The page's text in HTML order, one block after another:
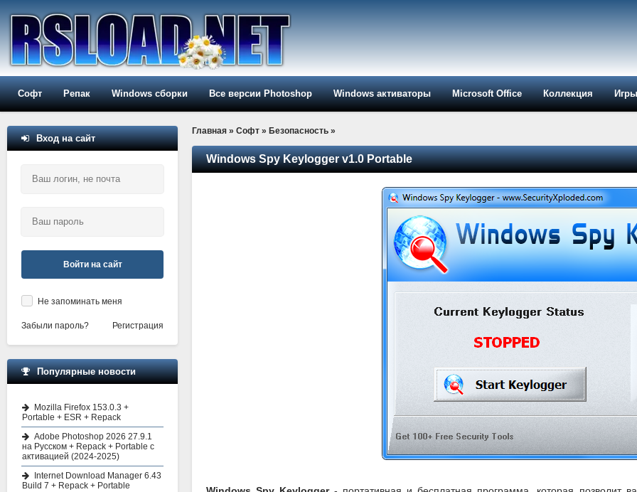
Софт Репак Windows сборки Все версии Photoshop Windows активаторы Microsoft Office Коллекция Игры
Главная » Софт » Безопасность »
Windows Spy Keylogger v1.0 Portable
Вход на сайт
Войти на сайт
Не запоминать меня
Забыли пароль? Регистрация
Популярные новости
Mozilla Firefox 153.0.3 +
Portable + ESR + Repack
Adobe Photoshop 2026 27.9.1
на Русском + Repack + Portable с
активацией (2024-2025)
Internet Download Manager 6.43
Build 7 + Repack + Portable